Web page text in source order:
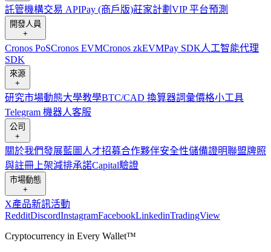
託管機構交易 APIPay (商戶版)莊家計劃 VIP 平台預測
開發人員
+
Cronos PoSCronos EVMCronos zkEVMPay SDK人工智能代理
SDK
來源
+
研究市場動態大學教學BTC/CAD 換算器詞彙價格小工具
Telegram 機器人客服
公司
+
關於我們發展藍圖 人才招募合作夥伴安全性儲備證明聯盟牌照
與註冊 上架減排承諾Capital驗證
市場動態
+
X產品新訊活動
RedditDiscordInstagramFacebookLinkedinTradingView
Cryptocurrency in Every Wallet™